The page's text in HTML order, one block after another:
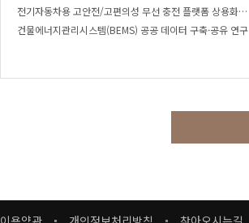
전기자동차용 고안전/고편의성 무선 충전 플랫폼 상용화 개발 및 실증
건물에너지관리시스템(BEMS) 공공 데이터 구축·공유 연구